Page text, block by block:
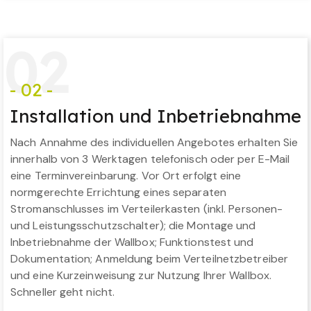
02
- 02 -
Installation und Inbetriebnahme
Nach Annahme des individuellen Angebotes erhalten Sie
innerhalb von 3 Werktagen telefonisch oder per E-Mail
eine Terminvereinbarung. Vor Ort erfolgt eine
normgerechte Errichtung eines separaten
Stromanschlusses im Verteilerkasten (inkl. Personen-
und Leistungsschutzschalter); die Montage und
Inbetriebnahme der Wallbox; Funktionstest und
Dokumentation; Anmeldung beim Verteilnetzbetreiber
und eine Kurzeinweisung zur Nutzung Ihrer Wallbox.
Schneller geht nicht.